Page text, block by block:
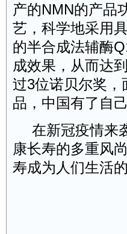
产的NMN的产品
艺，科学地采用
的半合成法辅酶
成效果，从而达
过3位诺贝尔奖，
品，中国有了自
在新冠疫情来
康长寿的多重风
寿成为人们生活